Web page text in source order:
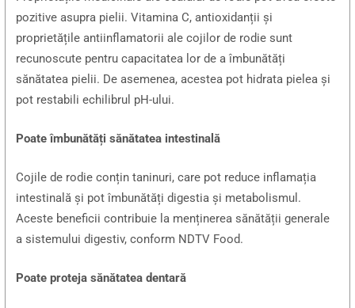
pozitive asupra pielii. Vitamina C, antioxidanții și
proprietățile antiinflamatorii ale cojilor de rodie sunt
recunoscute pentru capacitatea lor de a îmbunătăți
sănătatea pielii. De asemenea, acestea pot hidrata pielea și
pot restabili echilibrul pH-ului.
Poate îmbunătăți sănătatea intestinală
Cojile de rodie conțin taninuri, care pot reduce inflamația
intestinală și pot îmbunătăți digestia și metabolismul.
Aceste beneficii contribuie la menținerea sănătății generale
a sistemului digestiv, conform NDTV Food.
Poate proteja sănătatea dentară